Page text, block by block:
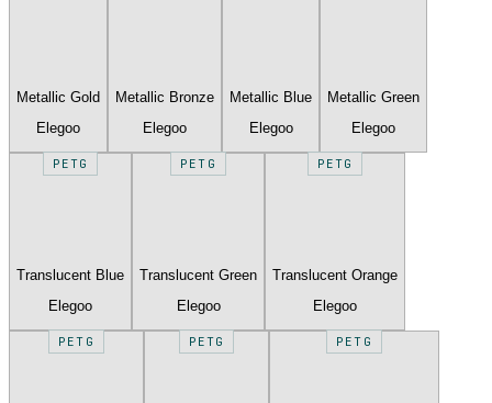
Metallic Gold
Elegoo
Metallic Bronze
Elegoo
Metallic Blue
Elegoo
Metallic Green
Elegoo
PETG
Translucent Blue
Elegoo
PETG
Translucent Green
Elegoo
PETG
Translucent Orange
Elegoo
PETG PETG PETG